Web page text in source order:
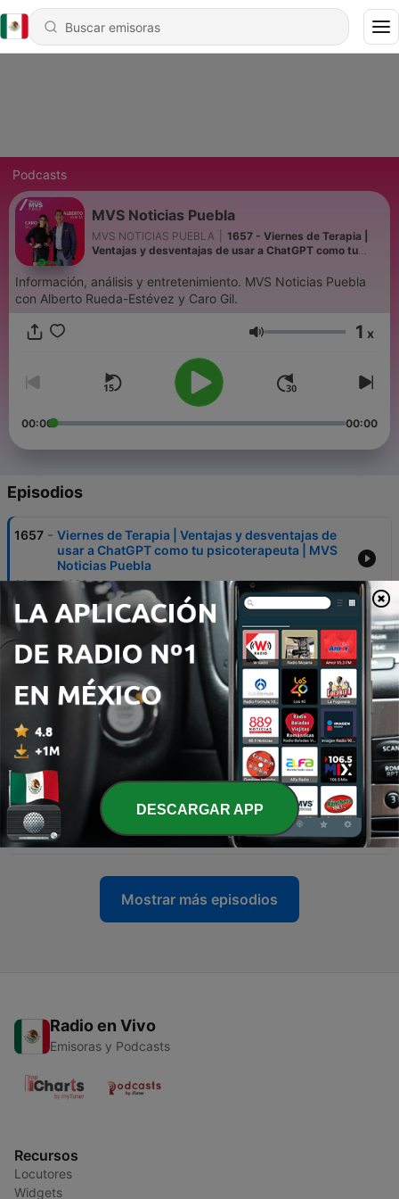
Podcasts
MVS Noticias Puebla
MVS NOTICIAS PUEBLA
1657 - Viernes de Terapia |
Ventajas y desventajas de usar a ChatGPT como tu
Información, análisis y entretenimiento. MVS Noticias Puebla
con Alberto Rueda-Estévez y Caro Gil.
Volumen 1 x
00:00 00:00
Episodios
1657 - Viernes de Terapia | Ventajas y desventajas de
usar a ChatGPT como tu psicoterapeuta | MVS
Noticias Puebla
08 ago. 2026
1656
La Entrevista con Anel Nochebuena | MVS
08 ago. 2026
1655 MVS Noticias Puebla | 7 de agosto de 2026
1654 - La Entrevista con Cristina Tello | MVS Noticias
06 ago. 2026
1653 - MVS Noticias Puebla | 6 de agosto de 2026
06 ago. 2026
Mostrar más episodios
Radio en Vivo
Emisoras y Podcasts
Recursos
Locutores
Widgets
DESCARGAR APP